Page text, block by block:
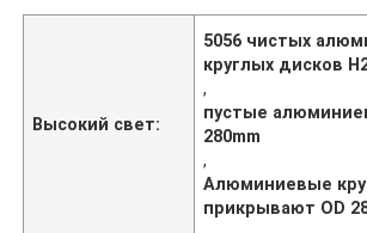
Высокий свет:
5056 чистых
круглых дисков
,
пустые
280mm
,
Алюминиевые
прикрывают OD